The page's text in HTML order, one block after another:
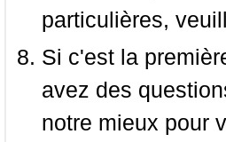
particulières,
Si c'est la
avez des
notre mieux pour